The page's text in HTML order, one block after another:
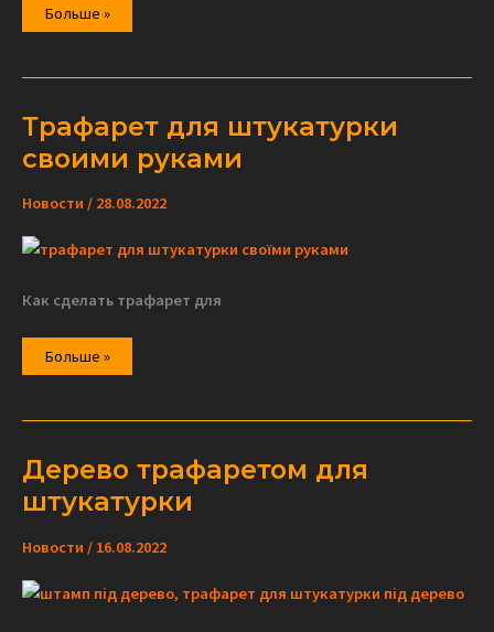
Как
сделать
и
Больше »
Трафарет для штукатурки
своими руками
Новости / 28.08.2022
Как сделать трафарет для
Трафарет
для
руками
Больше »
Дерево трафаретом для
штукатурки
Новости / 16.08.2022